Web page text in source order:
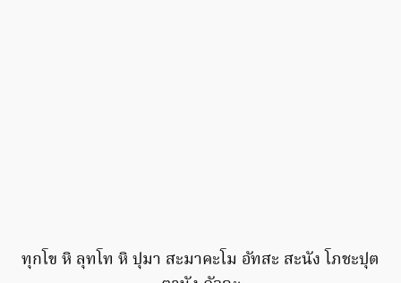
ทุกโข หิ ลุทโท หิ ปุมา สะมาคะโม อัทสะ สะนัง โภชะปุต